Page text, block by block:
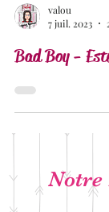
7 juil. 2023
Bad Boy -